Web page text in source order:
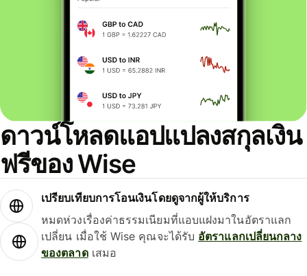
ดาวน์โหลดแอปแปลงสกุลเงิน
ฟรีของ Wise
เปรียบเทียบการโอนเงินโดยดูจากผู้ให้บริการ
หมดห่วงเรื่องค่าธรรมเนียมที่แอบแฝงมาในอัตราแลก
เปลี่ยน เมื่อใช้ Wise คุณจะได้รับ อัตราแลกเปลี่ยนกลาง
ของตลาดเสมอ